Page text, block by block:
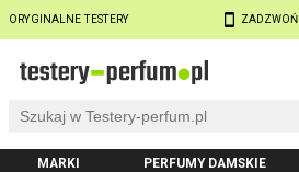
ORYGINALNE TESTERY ZADZWOŃ
MARKI PERFUMY DAMSKIE